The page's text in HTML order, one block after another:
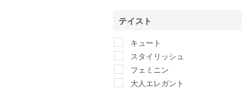
CLANE
COCCOLUSSI 東京ソワール
COLLAGE GALLARDAGALANTE
CORTES WORKS
COUP DE CHANCE
テイスト
キュート
スタイリッシュ
フェミニン
大人エレガント